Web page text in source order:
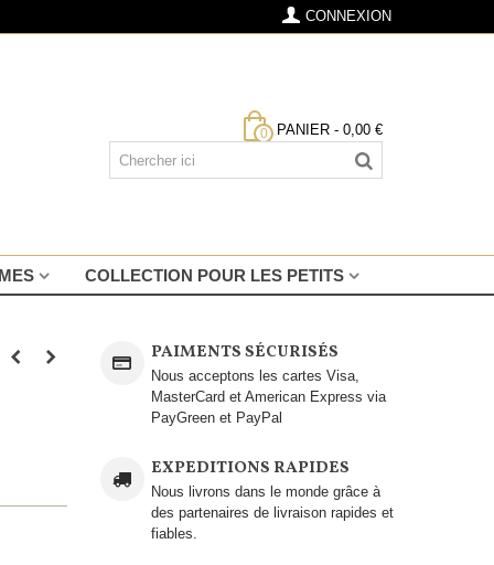
CONNEXION
0 PANIER - 0,00 €
COLLECTION POUR LES PETITS
PAIMENTS SÉCURISÉS
Nous acceptons les cartes Visa,
MasterCard et American Express via
PayGreen et PayPal
EXPEDITIONS RAPIDES
Nous livrons dans le monde grâce à
des partenaires de livraison rapides et
fiables.